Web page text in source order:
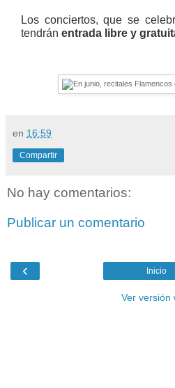
Los conciertos, que se
tendrán entrada libre y
en 16:59
Compartir
No hay comentarios:
Publicar un comentario
‹ Inicio
Ver versión